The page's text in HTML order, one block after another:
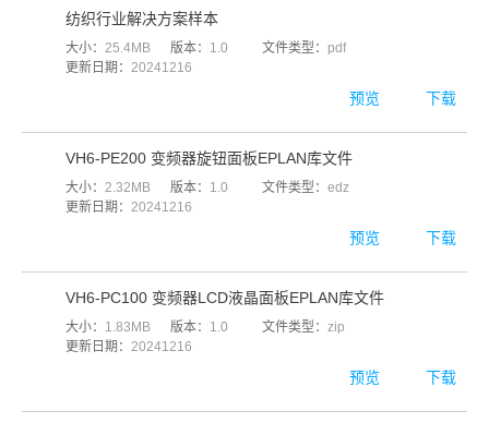
预览 下载
纺织行业解决方案样本
大小： 25.4MB 版本： 1.0 文件类型： pdf
更新日期： 20241216
预览 下载
VH6-PE200 变频器旋钮面板EPLAN库文件
大小： 2.32MB 版本： 1.0 文件类型： edz
更新日期： 20241216
预览 下载
VH6-PC100 变频器LCD液晶面板EPLAN库文件
大小： 1.83MB 版本： 1.0 文件类型： zip
更新日期： 20241216